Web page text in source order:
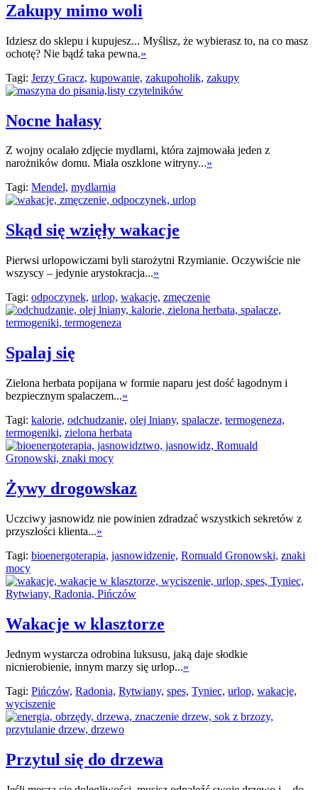
Zakupy mimo woli
Idziesz do sklepu i kupujesz... Myślisz, że wybierasz to, na co masz
ochotę? Nie bądź taka pewna.»
Tagi: Jerzy Gracz, kupowanie, zakupoholik, zakupy
Nocne hałasy
Z wojny ocalało zdjęcie mydlarni, która zajmowała jeden z
narożników domu. Miała oszklone witryny...»
Tagi: Mendel, mydlarnia
Skąd się wzięły wakacje
Pierwsi urlopowiczami byli starożytni Rzymianie. Oczywiście nie
wszyscy – jedynie arystokracja...»
Tagi: odpoczynek, urlop, wakacje, zmęczenie
Spalaj się
Zielona herbata popijana w formie naparu jest dość łagodnym i
bezpiecznym spalaczem...»
Tagi: kalorie, odchudzanie, olej lniany, spalacze, termogeneza,
termogeniki, zielona herbata
Żywy drogowskaz
Uczciwy jasnowidz nie powinien zdradzać wszystkich sekretów z
przyszłości klienta...»
Tagi: bioenergoterapia, jasnowidzenie, Romuald Gronowski, znaki
mocy
Wakacje w klasztorze
Jednym wystarcza odrobina luksusu, jaką daje słodkie
nicnierobienie, innym marzy się urlop...»
Tagi: Pińczów, Radonia, Rytwiany, spes, Tyniec, urlop, wakacje,
wyciszenie
Przytul się do drzewa